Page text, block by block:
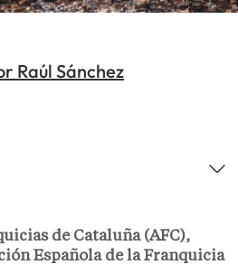
Raúl Sánchez
de Cataluña (AFC),
Española de la Franquicia